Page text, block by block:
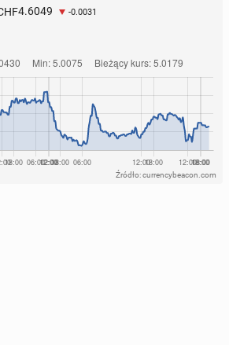
4.6049 -0.0031
Źródło: currencybeacon.com